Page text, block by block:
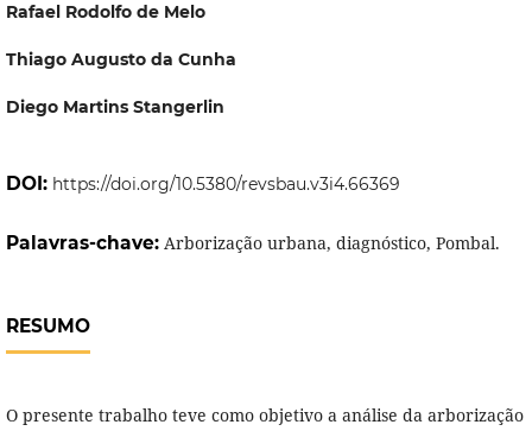
Rafael Rodolfo de Melo
Thiago Augusto da Cunha
Diego Martins Stangerlin
DOI: https://doi.org/10.5380/revsbau.v3i4.66369
Palavras-chave: Arborização urbana, diagnóstico, Pombal.
RESUMO
O presente trabalho teve como objetivo a análise da arborização